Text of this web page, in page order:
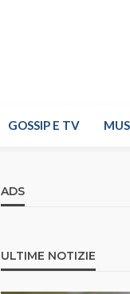
GOSSIP E TV
ADS
ULTIME NOTIZIE